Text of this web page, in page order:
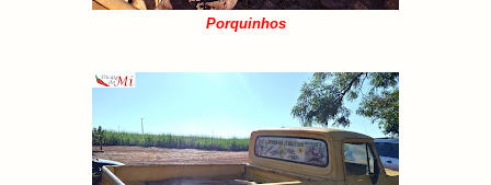
Porquinhos